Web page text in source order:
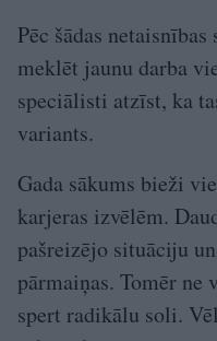
Pēc šādas
meklēt jaunu darba
speciālisti atzīst, ka
variants.
Gada sākums bieži
karjeras izvēlēm.
pašreizējo situāciju
pārmaiņas. Tomēr
spert radikālu soli.